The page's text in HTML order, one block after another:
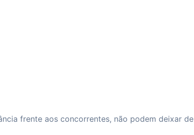
frente aos concorrentes, não podem deixar de